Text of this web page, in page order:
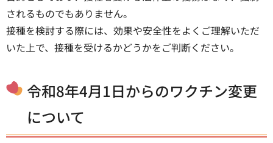
されるものでもありません。
接種を検討する際には、効果や安全性をよくご理解いただ
いた上で、接種を受けるかどうかをご判断ください。
令和8年4月1日からのワクチン変更
について